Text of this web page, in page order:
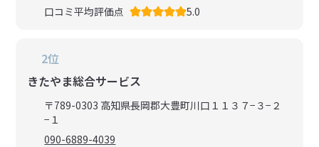
口コミ平均評価点
5.0
2位
きたやま総合サービス
〒789-0303 高知県長岡郡大豊町川口１１３７−３−２
−１
090-6889-4039